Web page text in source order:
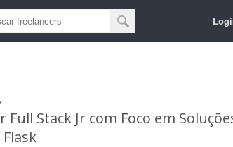
Stack Jr com Foco em